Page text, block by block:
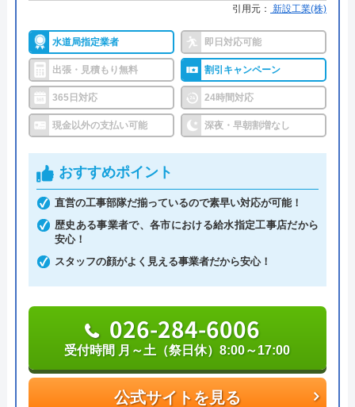
も力になってくれるので頼りになります。
公式サイトを見る
0263-88-5415
ALTECのクチコミ on
5（4 件のクチコミ）
※クチコミの内容について
引用元： 新設工業(株)
水道局指定業者 即日対応可能
出張・見積もり無料 割引キャンペーン
365日対応 24時間対応
現金以外の支払い可能 深夜・早朝割増なし
おすすめポイント
直営の工事部隊だ揃っているので素早い対応が可能！
歴史ある事業者で、各市における給水指定工事店だから
安心！
スタッフの顔がよく見える事業者だから安心！
公式サイトを見る
026-284-6006
受付時間 月～土（祭日休）8:00～17:00